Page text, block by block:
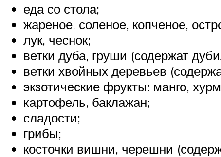
еда со стола;
жареное, соленое, копченое,
лук, чеснок;
ветки дуба, груши (содержат
ветки хвойных деревьев
экзотические фрукты: манго,
картофель, баклажан;
сладости;
грибы;
косточки вишни, черешни